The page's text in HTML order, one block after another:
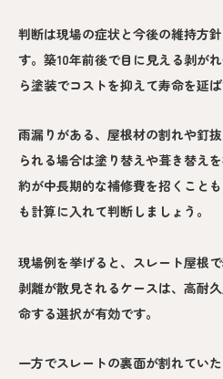
判断は現場の症状と今後の維持方
す。築10年前後で目に見える剥が
ら塗装でコストを抑えて寿命を延
雨漏りがある、屋根材の割れや釘
られる場合は塗り替えや葺き替え
約が中長期的な補修費を招くこと
も計算に入れて判断しましょう。
現場例を挙げると、スレート屋根
剥離が散見されるケースは、高耐
命する選択が有効です。
一方でスレートの裏面が割れてい